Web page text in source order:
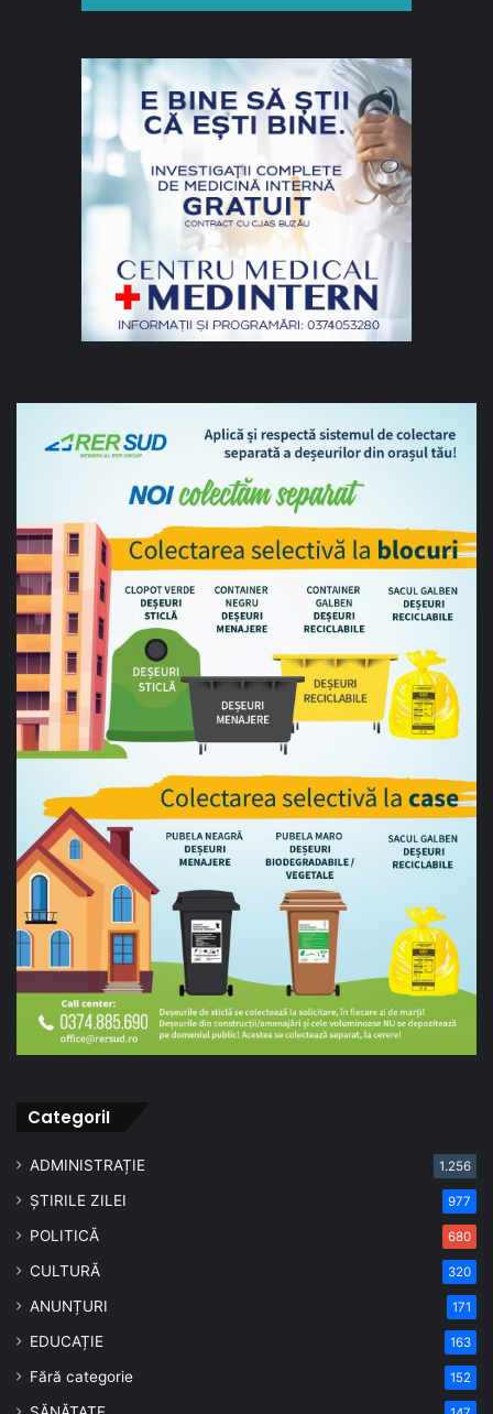
CategoriI
ADMINISTRAȚIE 1.256
ȘTIRILE ZILEI 977
POLITICĂ 680
CULTURĂ 320
ANUNȚURI 171
EDUCAȚIE 163
Fără categorie 152